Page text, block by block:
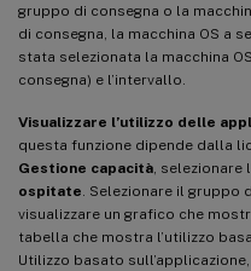
gruppo di consegna o la
di consegna, la macchina OS a
stata selezionata la macchina
consegna) e l’intervallo.
Visualizzare l’utilizzo delle
questa funzione dipende dalla
Gestione capacità , selezionare
ospitate . Selezionare il
visualizzare un grafico che
tabella che mostra l’utilizzo
Utilizzo basato